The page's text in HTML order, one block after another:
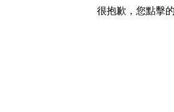
很抱歉，您點擊